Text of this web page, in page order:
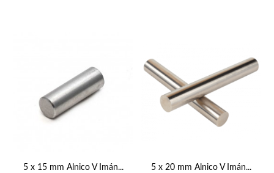
5 x 15 mm Alnico V Imán... 5 x 20 mm Alnico V Imán...